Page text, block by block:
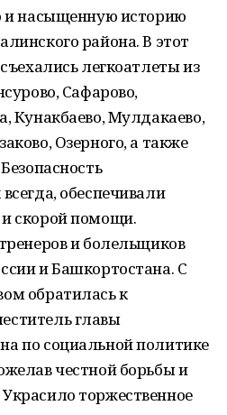
и насыщенную историю
района. В этот
легкоатлеты из
Сафарово,
Кунакбаево, Мулдакаево,
Озерного, а также
обеспечивали
скорой помощи.
и болельщиков
и Башкортостана. С
обратилась к
главы
по социальной политике
честной борьбы и
торжественное